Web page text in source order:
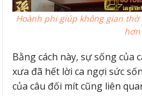
Hoành phi giúp không gian
hơn
Bằng cách này, sự sống của
xưa đã hết lời ca ngợi sức
của câu đối mít cũng liên